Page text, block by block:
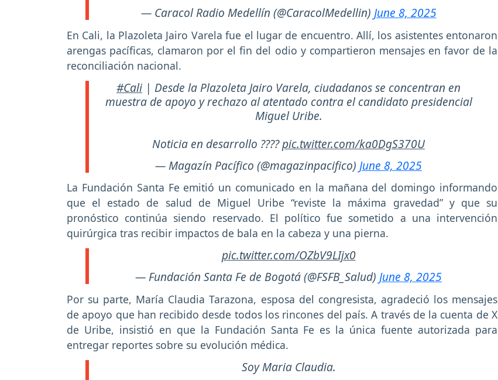
— Caracol Radio Medellín (@CaracolMedellin) June 8, 2025
En Cali, la Plazoleta Jairo Varela fue el lugar de encuentro. Allí, los asistentes entonaron
arengas pacíficas, clamaron por el fin del odio y compartieron mensajes en favor de la
reconciliación nacional.
#Cali | Desde la Plazoleta Jairo Varela, ciudadanos se concentran en
muestra de apoyo y rechazo al atentado contra el candidato presidencial
Miguel Uribe.
Noticia en desarrollo ????pic.twitter.com/ka0DgS370U
— Magazín Pacífico (@magazinpacifico) June 8, 2025
La Fundación Santa Fe emitió un comunicado en la mañana del domingo informando
que el estado de salud de Miguel Uribe “reviste la máxima gravedad” y que su
pronóstico continúa siendo reservado. El político fue sometido a una intervención
quirúrgica tras recibir impactos de bala en la cabeza y una pierna.
pic.twitter.com/OZbV9LIjx0
— Fundación Santa Fe de Bogotá (@FSFB_Salud) June 8, 2025
Por su parte, María Claudia Tarazona, esposa del congresista, agradeció los mensajes
de apoyo que han recibido desde todos los rincones del país. A través de la cuenta de X
de Uribe, insistió en que la Fundación Santa Fe es la única fuente autorizada para
entregar reportes sobre su evolución médica.
Soy Maria Claudia.